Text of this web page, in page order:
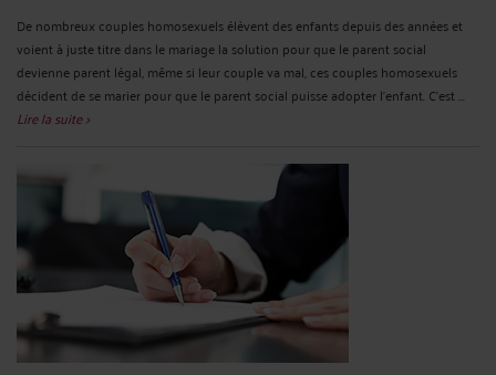
De nombreux couples homosexuels élèvent des enfants depuis des années et
voient à juste titre dans le mariage la solution pour que le parent social
devienne parent légal, même si leur couple va mal, ces couples homosexuels
décident de se marier pour que le parent social puisse adopter l’enfant. C’est ...
Lire la suite >